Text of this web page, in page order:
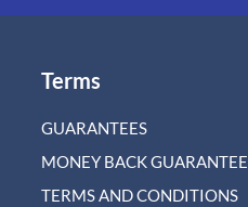
Terms
GUARANTEES
MONEY BACK GUARANTEE
TERMS AND CONDITIONS